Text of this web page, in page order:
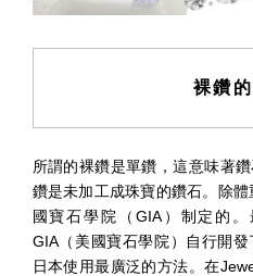
裸鑽
所謂的裸鑽是單鑽，這意味著
鑽是未加工成珠寶的鑽石。除
國寶石學院（GIA）制定的
GIA（美國寶石學院）自行開
日本使用最廣泛的方法。在